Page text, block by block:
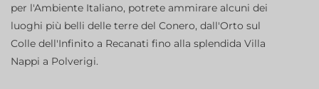
per l'Ambiente Italiano, potrete ammirare alcuni dei
luoghi più belli delle terre del Conero, dall'Orto sul
Colle dell'Infinito a Recanati fino alla splendida Villa
Nappi a Polverigi.